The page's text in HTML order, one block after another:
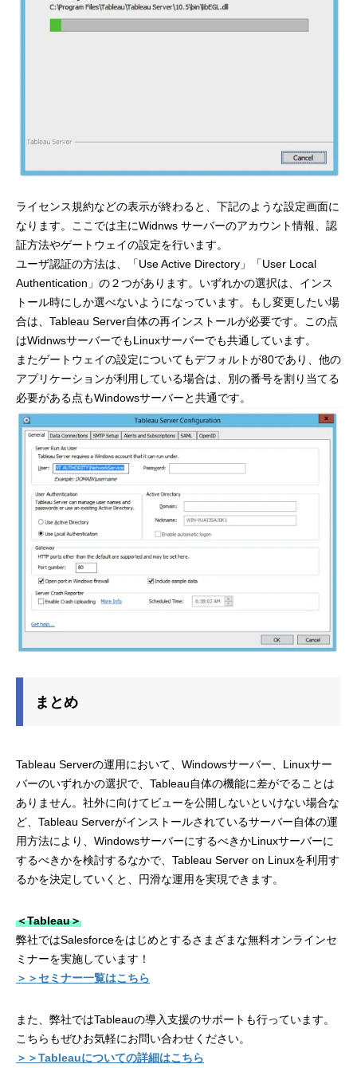
ライセンス規約などの表示が終わると、下記のような設定画面に
なります。ここでは主にWidnws サーバーのアカウント情報、認
証方法やゲートウェイの設定を行います。
ユーザ認証の方法は、「Use Active Directory」「User Local
Authentication」の２つがあります。いずれかの選択は、インス
トール時にしか選べないようになっています。もし変更したい場
合は、Tableau Server自体の再インストールが必要です。この点
はWidnwsサーバーでもLinuxサーバーでも共通しています。
またゲートウェイの設定についてもデフォルトが80であり、他の
アプリケーションが利用している場合は、別の番号を割り当てる
必要がある点もWindowsサーバーと共通です。
まとめ
Tableau Serverの運用において、Windowsサーバー、Linuxサー
バーのいずれかの選択で、Tableau自体の機能に差がでることは
ありません。社外に向けてビューを公開しないといけない場合な
ど、Tableau Serverがインストールされているサーバー自体の運
用方法により、WindowsサーバーにするべきかLinuxサーバーに
するべきかを検討するなかで、Tableau Server on Linuxを利用す
るかを決定していくと、円滑な運用を実現できます。
＜Tableau＞
弊社ではSalesforceをはじめとするさまざまな無料オンラインセ
ミナーを実施しています！
＞＞セミナー一覧はこちら
また、弊社ではTableauの導入支援のサポートも行っています。
こちらもぜひお気軽にお問い合わせください。
＞＞Tableauについての詳細はこちら